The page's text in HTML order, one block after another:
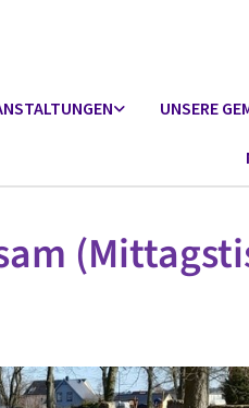
UNSERE